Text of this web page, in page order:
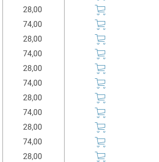
28,00
74,00
28,00
74,00
28,00
74,00
28,00
74,00
28,00
74,00
28,00